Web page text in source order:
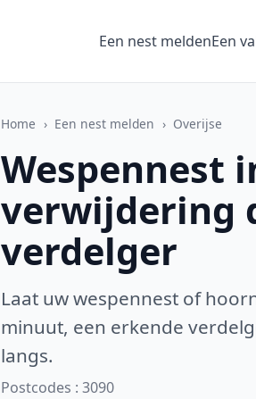
Een nest meldenEen
Home › Een nest melden › Overijse
Wespennest
verwijdering
verdelger
Laat uw wespennest of
minuut, een erkende
langs.
Postcodes : 3090